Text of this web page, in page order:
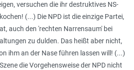
versuchen die ihr destruktives NS-
(...) Die NPD ist die einzige Partei,
auch den 'rechten Narrensaum' bei
zu dulden. Das heißt aber nicht,
ihm an der Nase führen lassen will! (...)
die Vorgehensweise der NPD nicht